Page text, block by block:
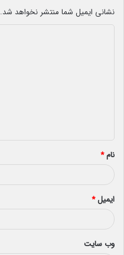
نشانی ایمیل شما منتشر نخواهد شد.
*
نام*
ایمیل*
وب‌ سایت